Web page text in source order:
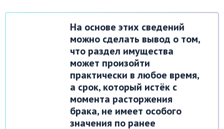
На основе этих сведений
можно сделать вывод о том,
что раздел имущества
может произойти
практически в любое время,
а срок, который истёк с
момента расторжения
брака, не имеет особого
значения по ранее